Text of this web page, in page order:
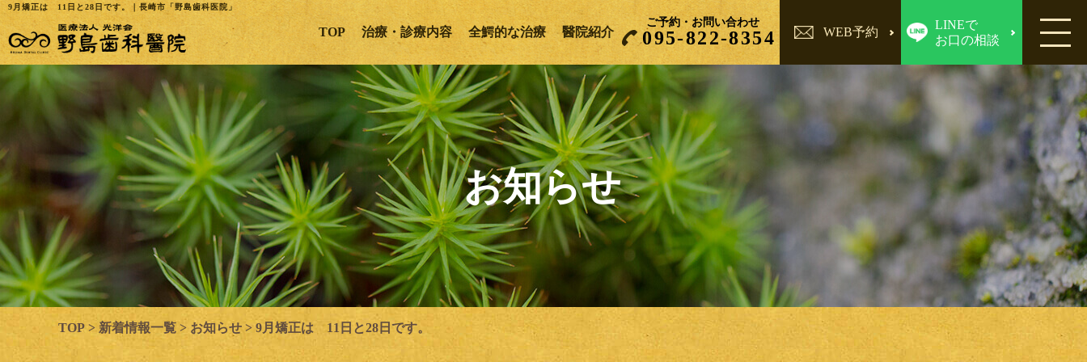
9月矯正は 11日と28日です。｜長崎市「野島歯科医院」
TOP 治療・診療内容 全鰐的な治療 醫院紹介
ご予約・お問い合わせ
095-822-8354 WEB予約
LINEで
お口の相談
お知らせ
TOP > 新着情報一覧 > お知らせ > 9月矯正は 11日と28日です。